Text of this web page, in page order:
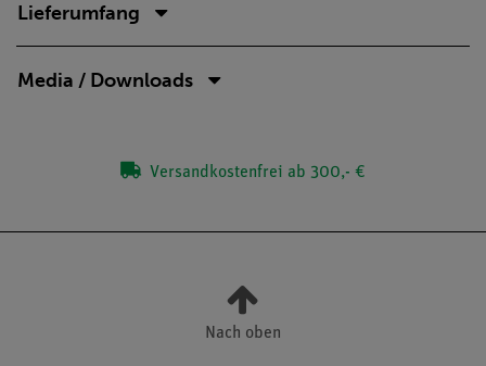
Lieferumfang
Media / Downloads
Versandkostenfrei ab 300,- €
Nach oben